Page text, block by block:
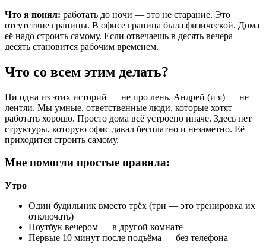
Что я понял: работать до ночи — это не старание. Это
отсутствие границы. В офисе граница была физической. Дома
её надо строить самому. Если отвечаешь в десять вечера —
десять становится рабочим временем.
Что со всем этим делать?
Ни одна из этих историй — не про лень. Андрей (и я) — не
лентяи. Мы умные, ответственные люди, которые хотят
работать хорошо. Просто дома всё устроено иначе. Здесь нет
структуры, которую офис давал бесплатно и незаметно. Её
приходится строить самому.
Мне помогли простые правила:
Утро
Один будильник вместо трёх (три — это тренировка их
отключать)
Ноутбук вечером — в другой комнате
Первые 10 минут после подъёма — без телефона